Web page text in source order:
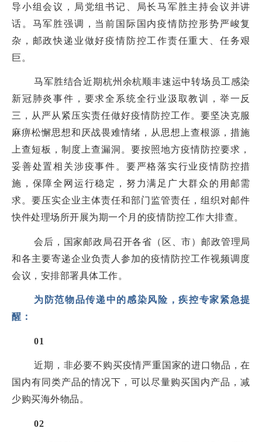
导小组会议，局党组书记、局长马军胜主持会议并讲
话。马军胜强调，当前国际国内疫情防控形势严峻复
杂，邮政快递业做好疫情防控工作责任重大、任务艰
巨。
马军胜结合近期杭州余杭顺丰速运中转场员工感染
新冠肺炎事件，要求全系统全行业汲取教训，举一反
三，从严从紧压实责任做好疫情防控工作。要坚决克服
麻痹松懈思想和厌战畏难情绪，从思想上查根源，措施
上查短板，制度上查漏洞。要按照地方疫情防控要求，
妥善处置相关涉疫事件。要严格落实行业疫情防控措
施，保障全网运行稳定，努力满足广大群众的用邮需
求。要压实企业主体责任和部门监管责任，组织对邮件
快件处理场所开展为期一个月的疫情防控工作大排查。
会后，国家邮政局召开各省（区、市）邮政管理局
和各主要寄递企业负责人参加的疫情防控工作视频调度
会议，安排部署具体工作。
为防范物品传递中的感染风险，疾控专家紧急提
醒：
01
近期，非必要不购买疫情严重国家的进口物品，在
国内有同类产品的情况下，可以尽量购买国内产品，减
少购买海外物品。
02